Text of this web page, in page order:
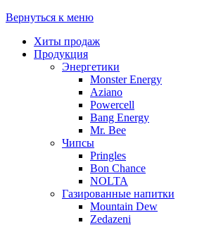
Вернуться к меню
Хиты продаж
Продукция
Энергетики
Monster Energy
Aziano
Powercell
Bang Energy
Mr. Bee
Чипсы
Pringles
Bon Chance
NOLTA
Газированные напитки
Mountain Dew
Zedazeni